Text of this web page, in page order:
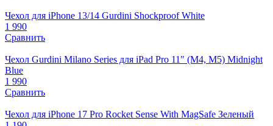
Чехол для iPhone 13/14 Gurdini Shockproof White
1 990
Сравнить
Чехол Gurdini Milano Series для iPad Pro 11" (M4, M5) Midnight
Blue
1 990
Сравнить
Чехол для iPhone 17 Pro Rocket Sense With MagSafe Зеленый